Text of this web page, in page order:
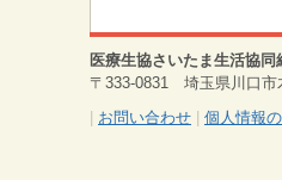
医療生協さいたま生活協同
〒333-0831 埼玉県川口
お問い合わせ 個人情報